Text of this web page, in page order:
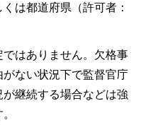
は都道府県（許可者：
はありません。欠格事
ない状況下で監督官庁
継続する場合などは強